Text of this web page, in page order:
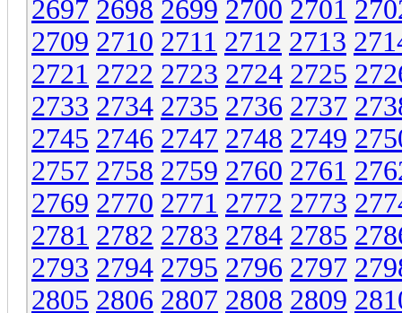
2697 2698 2699 2700 2701
2709 2710 2711 2712 2713
2721 2722 2723 2724 2725
2733 2734 2735 2736 2737
2745 2746 2747 2748 2749
2757 2758 2759 2760 2761
2769 2770 2771 2772 2773
2781 2782 2783 2784 2785
2793 2794 2795 2796 2797
2805 2806 2807 2808 2809